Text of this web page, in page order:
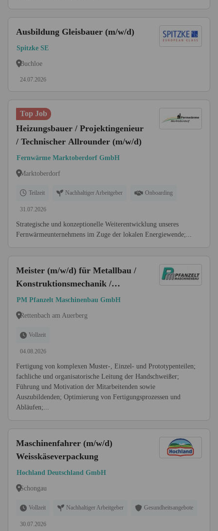
Ausbildung Gleisbauer (m/w/d)
Spitzke SE
Buchloe
24.07.2026
Top Job
Heizungsbauer / Projektingenieur
/ Technischer Allrounder (m/w/d)
Fernwärme Marktoberdorf GmbH
Marktoberdorf
Teilzeit Nachhaltiger Arbeitgeber Onboarding
31.07.2026
Strategische und konzeptionelle Weiterentwicklung unseres
Fernwärmeunternehmens im Zuge der lokalen Energiewende;...
Meister (m/w/d) für Metallbau /
Konstruktionsmechanik /
Schlosser
PM Pfanzelt Maschinenbau GmbH
Rettenbach am Auerberg
Vollzeit
04.08.2026
Fertigung von komplexen Muster-, Einzel- und Prototypenteilen;
fachliche und organisatorische Leitung der Handschweißer;
Führung und Motivation der Mitarbeitenden sowie
Auszubildenden; Optimierung von Fertigungsprozessen und
Abläufen;...
Maschinenfahrer (m/w/d)
Weisskäseverpackung
Hochland Deutschland GmbH
Schongau
Vollzeit Nachhaltiger Arbeitgeber Gesundheitsangebote
30.07.2026